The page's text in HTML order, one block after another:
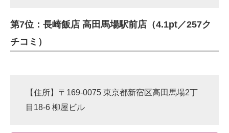
第7位：長崎飯店 高田馬場駅前店（4.1pt／257ク
チコミ）
【住所】〒169-0075 東京都新宿区高田馬場2丁
目18-6 柳屋ビル